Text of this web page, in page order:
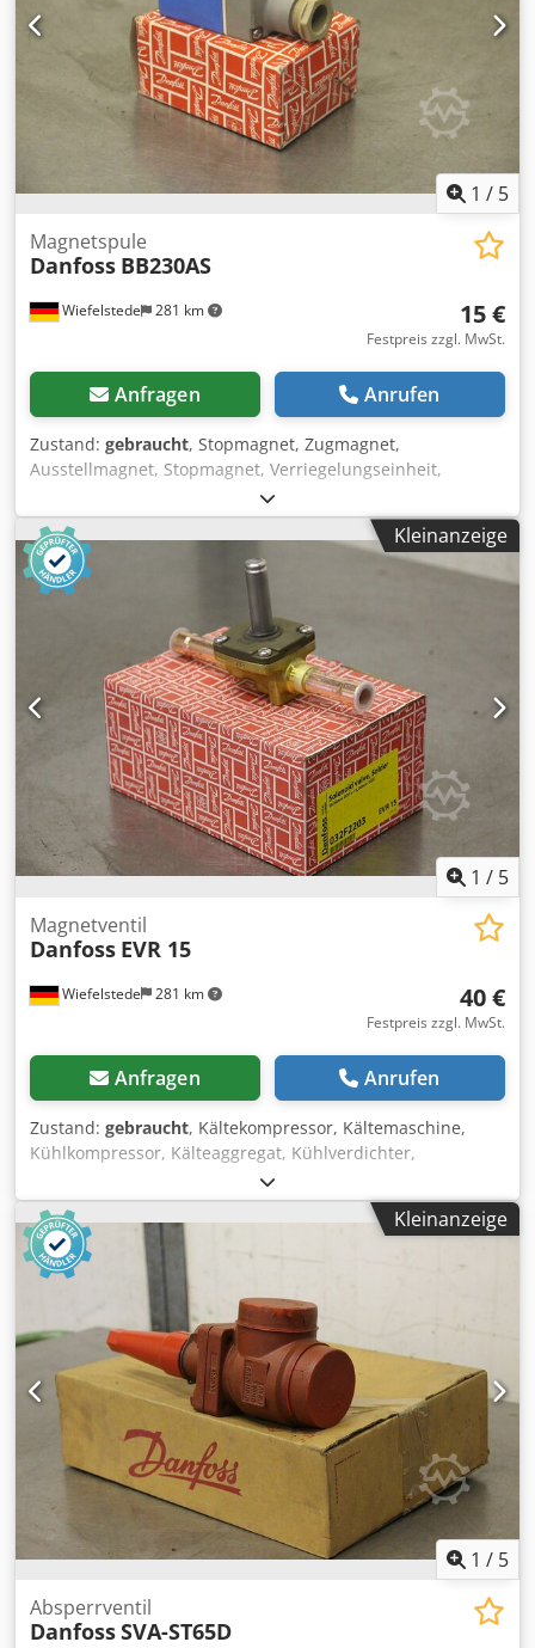
1 / 5
Wiefelstede 281 km
Magnetspule
Danfoss BB230AS
15 €
Festpreis zzgl. MwSt.
Anfragen Anrufen
Zustand: gebraucht, Stopmagnet, Zugmagnet,
Ausstellmagnet, Stopmagnet, Verriegelungseinheit,
Magnetventil Spule Crjdpfxofy R Rxs Ak Hjf -Hersteller:
Danfoss, Magnetventil-Spule -Typ: BB230AS -Spannung:
230 V/10 W -Preis: pro Stück -Anzahl: 8 Stück -Abmessung
Karton: 70/45/H95 mm -Gewicht: 0,3 kg/Stück
Kleinanzeige
1 / 5
Wiefelstede 281 km
Magnetventil
Danfoss EVR 15
40 €
Festpreis zzgl. MwSt.
Anfragen Anrufen
Zustand: gebraucht, Kältekompressor, Kältemaschine,
Kühlkompressor, Kälteaggregat, Kühlverdichter,
Verdichter, Filtertrocknergehäuse, Absperrventil,
Kugelabsperrventil -Hersteller: Danfoss, Magnetventil für
Kältetechnik, ungebraucht OVP -Typ: EVR 15/032F2203 -
Anschluß: 16 mm -Preis: pro Stück -Anzahl: 12 Stück -
Abmessungen Paket: 190/125/H90 mm -Gewicht: 0,7 kg
Crodpfx Akefx Atyj Hjf
Kleinanzeige
1 / 5
Absperrventil
DanfossSVA-ST65D